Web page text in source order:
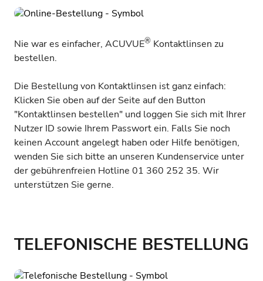
Nie war es einfacher, ACUVUE® Kontaktlinsen zu
bestellen.
Die Bestellung von Kontaktlinsen ist ganz einfach:
Klicken Sie oben auf der Seite auf den Button
"Kontaktlinsen bestellen" und loggen Sie sich mit Ihrer
Nutzer ID sowie Ihrem Passwort ein. Falls Sie noch
keinen Account angelegt haben oder Hilfe benötigen,
wenden Sie sich bitte an unseren Kundenservice unter
der gebührenfreien Hotline 01 360 252 35. Wir
unterstützen Sie gerne.
TELEFONISCHE BESTELLUNG